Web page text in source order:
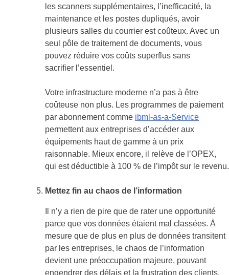
les scanners supplémentaires, l’inefficacité, la
maintenance et les postes dupliqués, avoir
plusieurs salles du courrier est coûteux. Avec un
seul pôle de traitement de documents, vous
pouvez réduire vos coûts superflus sans
sacrifier l’essentiel.
Votre infrastructure moderne n’a pas à être
coûteuse non plus. Les programmes de paiement
par abonnement comme ibml-as-a-Service
permettent aux entreprises d’accéder aux
équipements haut de gamme à un prix
raisonnable. Mieux encore, il relève de l’OPEX,
qui est déductible à 100 % de l’impôt sur le revenu.
Mettez fin au chaos de l’information
Il n’y a rien de pire que de rater une opportunité
parce que vos données étaient mal classées. À
mesure que de plus en plus de données transitent
par les entreprises, le chaos de l’information
devient une préoccupation majeure, pouvant
engendrer des délais et la frustration des clients.